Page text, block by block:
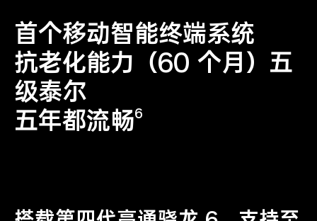
首个移动智能终端系统
抗老化能力（60 个月）五
级泰尔
五年都流畅6